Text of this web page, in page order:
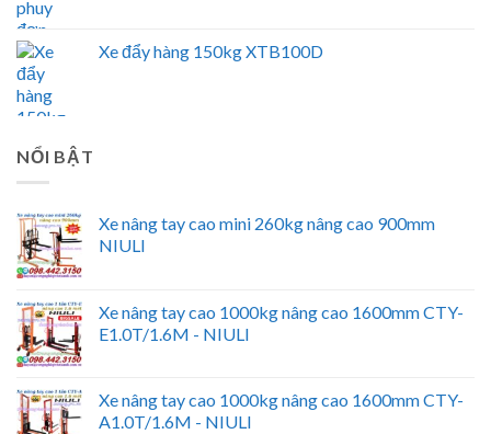
Xe đẩy hàng 150kg XTB100D
NỔI BẬT
Xe nâng tay cao mini 260kg nâng cao 900mm
NIULI
Xe nâng tay cao 1000kg nâng cao 1600mm CTY-
E1.0T/1.6M - NIULI
Xe nâng tay cao 1000kg nâng cao 1600mm CTY-
A1.0T/1.6M - NIULI